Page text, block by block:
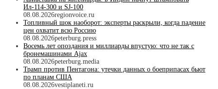
Ил‑114‑300 и SJ‑100
08.08.2026regionvoice.ru
Топливный шок наоборот: эксперты раскрыли, когда падение
цен охватит всю Россию
08.08.2026peterburg.press
Восемь лет опоздания и миллиарды впустую: что не так с
бронемашинами Ajax
08.08.2026peterburg.media
Трамп против Пентагона: утечки данных о боеприпасах бьют
по планам США
08.08.2026vestiplaneti.ru